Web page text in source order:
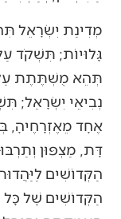
מְדִינַת יִשְׂרָאֵל
גָּלוּיוֹת; תִּשְׁקֹד
תְּהֵא מֻשְׁתֶּתֶת עַל
נְבִיאֵי יִשְׂרָאֵל;
אֶחָד מֵאֶזְרָחֶיהָ,
דָּת, מַצְפּוּן
הַקְּדוֹשִׁים
הַקְּדוֹשִׁים שֶׁל